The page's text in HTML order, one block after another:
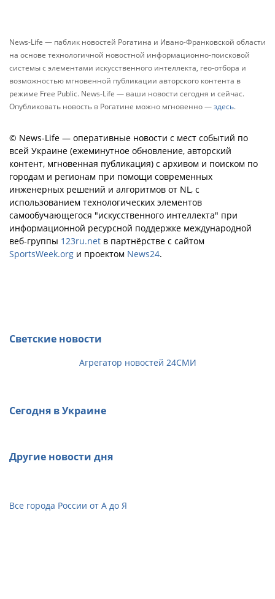
News-Life — паблик новостей Рогатина и Ивано-Франковской области
на основе технологичной новостной информационно-поисковой
системы с элементами искусственного интеллекта, гео-отбора и
возможностью мгновенной публикации авторского контента в
режиме Free Public. News-Life — ваши новости сегодня и сейчас.
Опубликовать новость в Рогатине можно мгновенно —здесь.
© News-Life — оперативные новости с мест событий по
всей Украине (ежеминутное обновление, авторский
контент, мгновенная публикация) с архивом и поиском по
городам и регионам при помощи современных
инженерных решений и алгоритмов от NL, с
использованием технологических элементов
самообучающегося "искусственного интеллекта" при
информационной ресурсной поддержке международной
веб-группы 123ru.net в партнёрстве с сайтом
SportsWeek.org и проектом News24.
Светские новости
Агрегатор новостей 24СМИ
Сегодня в Украине
Другие новости дня
Все города России от А до Я